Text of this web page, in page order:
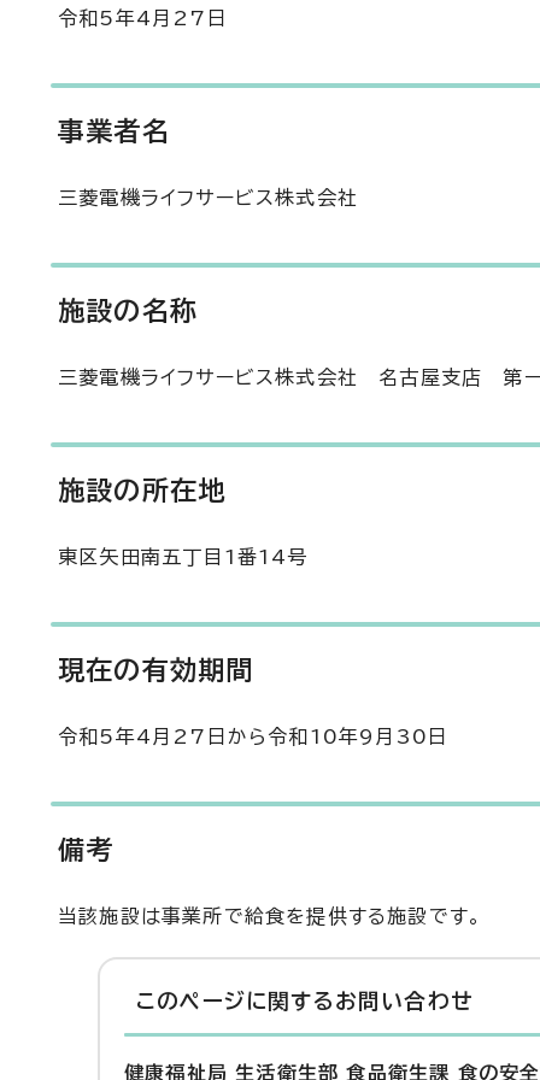
令和5年4月27日
事業者名
三菱電機ライフサービス株式会社
施設の名称
三菱電機ライフサービス株式会社 名古屋支店 第一
施設の所在地
東区矢田南五丁目1番14号
現在の有効期間
令和5年4月27日から令和10年9月30日
備考
当該施設は事業所で給食を提供する施設です。
このページに関する お問い合わせ
健康福祉局 生活衛生部 食品衛生課 食の安